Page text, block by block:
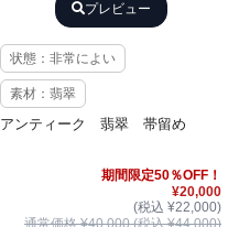
プレビュー
状態：非常によい
素材：翡翠
アンティーク 翡翠 帯留め
期間限定50％OFF！
¥20,000
(税込 ¥22,000)